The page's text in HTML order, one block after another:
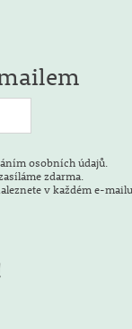
osobních údajů.
zdarma.
v každém e-